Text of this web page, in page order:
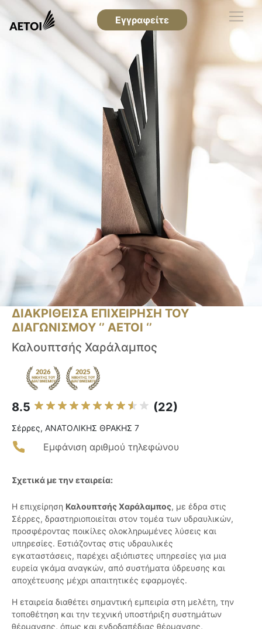
Εγγραφείτε
ΔΙΑΚΡΙΘΕΙΣΑ ΕΠΙΧΕΙΡΗΣΗ ΤΟΥ
ΔΙΑΓΩΝΙΣΜΟΥ ‘’ ΑΕΤΟΙ ‘’
Καλουπτσής Χαράλαμπος
8.5 (22)
Σέρρες, ΑΝΑΤΟΛΙΚΗΣ ΘΡΑΚΗΣ 7
Εμφάνιση αριθμού τηλεφώνου
Σχετικά με την εταιρεία:
Η επιχείρηση Καλουπτσής Χαράλαμπος, με έδρα στις
Σέρρες, δραστηριοποιείται στον τομέα των υδραυλικών,
προσφέροντας ποικίλες ολοκληρωμένες λύσεις και
υπηρεσίες. Εστιάζοντας στις υδραυλικές
εγκαταστάσεις, παρέχει αξιόπιστες υπηρεσίες για μια
ευρεία γκάμα αναγκών, από συστήματα ύδρευσης και
αποχέτευσης μέχρι απαιτητικές εφαρμογές.
Η εταιρεία διαθέτει σημαντική εμπειρία στη μελέτη, την
τοποθέτηση και την τεχνική υποστήριξη συστημάτων
θέρμανσης, όπως και ενδοδαπέδιας θέρμανσης,